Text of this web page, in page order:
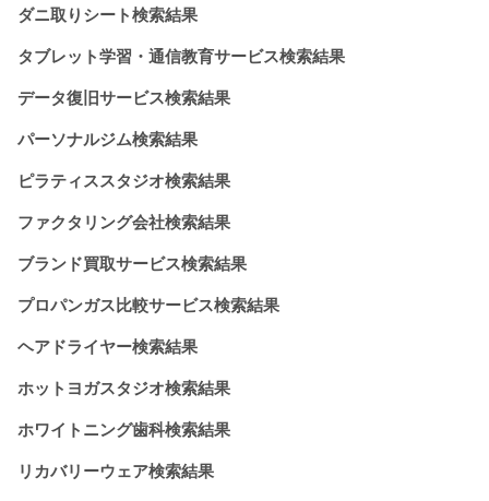
ダニ取りシート検索結果
タブレット学習・通信教育サービス検索結果
データ復旧サービス検索結果
パーソナルジム検索結果
ピラティススタジオ検索結果
ファクタリング会社検索結果
ブランド買取サービス検索結果
プロパンガス比較サービス検索結果
ヘアドライヤー検索結果
ホットヨガスタジオ検索結果
ホワイトニング歯科検索結果
リカバリーウェア検索結果